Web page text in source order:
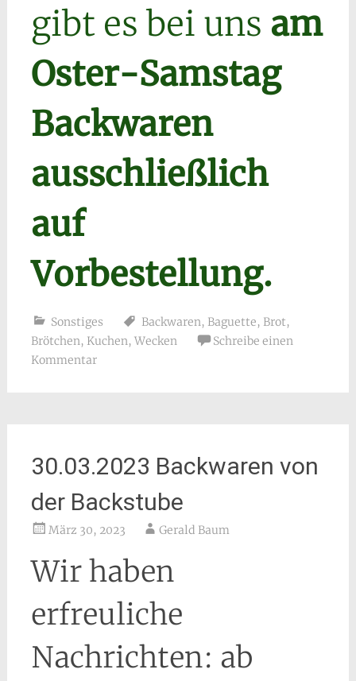
gibt es bei uns am
Oster-Samstag
Backwaren
ausschließlich
auf
Vorbestellung.
Sonstiges Backwaren, Baguette, Brot,
Brötchen, Kuchen, Wecken
Schreibe einen
Kommentar
30.03.2023 Backwaren von
der Backstube
März 30, 2023 Gerald Baum
Wir haben
erfreuliche
Nachrichten: ab